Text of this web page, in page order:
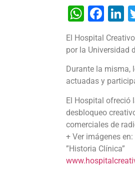
El Hospital
por la Universidad
Durante la misma,
actuadas y
El Hospital ofreció
desbloqueo
comerciales de
+ Ver imágenes en:
”Historia Clínica”